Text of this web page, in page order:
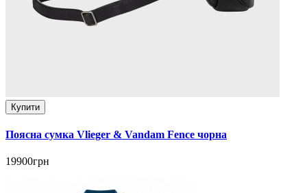
Купити
Поясна сумка Vlieger & Vandam Fence чорна
19900грн